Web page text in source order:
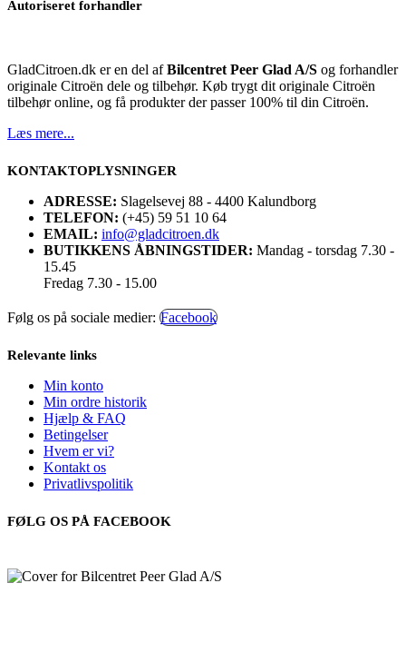
Autoriseret forhandler
GladCitroen.dk er en del afBilcentret Peer Glad A/S og forhandler
originale Citroën dele og tilbehør. Køb trygt dit originale Citroën
tilbehør online, og få produkter der passer 100% til din Citroën.
Læs mere...
KONTAKTOPLYSNINGER
ADRESSE: Slagelsevej 88 - 4400 Kalundborg
TELEFON: (+45) 59 51 10 64
EMAIL: info@gladcitroen.dk
BUTIKKENS ÅBNINGSTIDER: Mandag - torsdag 7.30 -
15.45
Fredag 7.30 - 15.00
Følg os på sociale medier: Facebook
Relevante links
Min konto
Min ordre historik
Hjælp & FAQ
Betingelser
Hvem er vi?
Kontakt os
Privatlivspolitik
FØLG OS PÅ FACEBOOK